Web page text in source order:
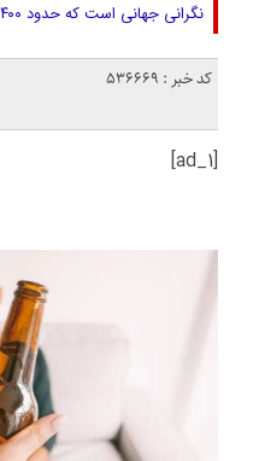
نگرانی جهانی است که حدود ۴۰۰
کد خبر : 536669
[ad_1]